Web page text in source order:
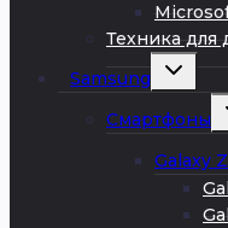
Техника для
Samsung
Смартфоны
Galaxy